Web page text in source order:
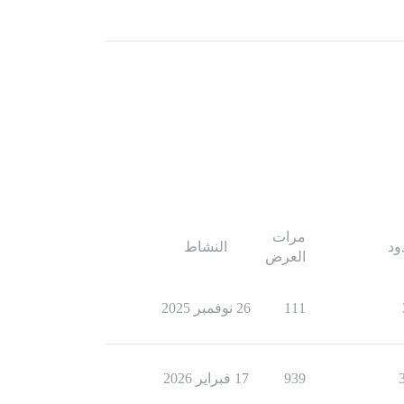
مرات
العرض
النشاط
111 26 نوفمبر 2025
939 17 فبراير 2026